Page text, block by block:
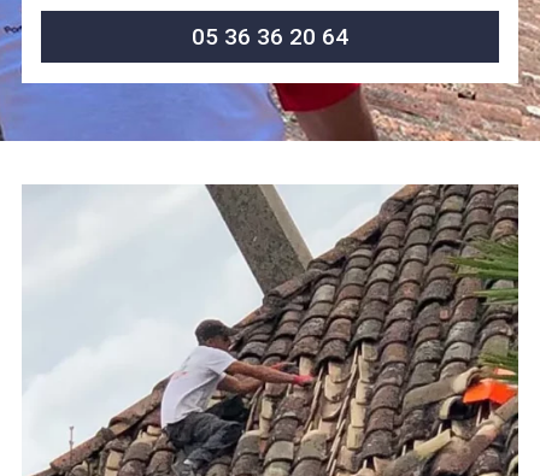
05 36 36 20 64